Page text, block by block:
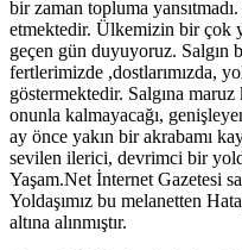
bir zaman topluma
etmektedir. Ülkemizin bir çok
geçen gün duyuyoruz. Salgın
fertlerimizde ,dostlarımızda,
göstermektedir. Salgına
onunla kalmayacağı,
ay önce yakın bir akrabamı
sevilen ilerici, devrimci bir
Yaşam.Net İnternet Gazetesi
Yoldaşımız bu melanetten
altına alınmıştır.